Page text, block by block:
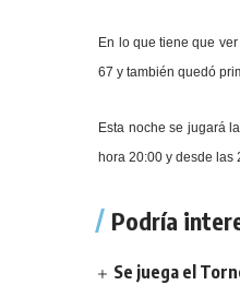
En lo que tiene que
67 y también quedó
Esta noche se jugará
hora 20:00 y desde las
Podría
Se juega el